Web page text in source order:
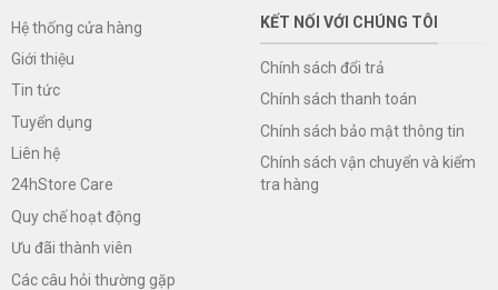
Hệ thống cửa hàng
Giới thiệu
Tin tức
Tuyển dụng
Liên hệ
24hStore Care
Quy chế hoạt động
Ưu đãi thành viên
Các câu hỏi thường gặp
KẾT NỐI VỚI CHÚNG TÔI
Chính sách đổi trả
Chính sách thanh toán
Chính sách bảo mật thông tin
Chính sách vận chuyển và kiểm
tra hàng